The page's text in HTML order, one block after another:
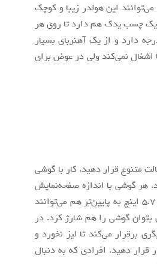
این هولدر زیبا و کوچک
یک چسب یدک هم دارد تا روی هر
خودرویی به راحتی نصب شود. قابلیت چرخش ۳۶۰ درجه دارد و از یک آهنربای بسیار
اشغال نمی‌کند ولی در عوض برای
این پایه باعث می‌شود بتوانید گوشی را در ۵ حالت متنوع قرار دهید. کار با گوشی
هر گوشی با اندازه صفحه‌نمایش
مختلف روی این پایه محکم پلاستیکی قرار می‌گیرد. حتی گوشی‌های ۵.۷ اینچ به پایین‌تر هم می‌توانند
بتوان گوشی را هم شارژ کرد. در
برقرار می‌کند تا لیز نخورد و
قرار دهید. افرادی که به دنبال